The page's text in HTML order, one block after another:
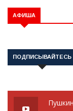
АФИША
ПОДПИСЫВАЙТЕСЬ